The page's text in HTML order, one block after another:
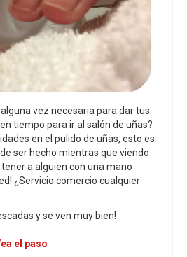
vez necesaria para dar tus
tiempo para ir al salón de uñas?
en el pulido de uñas, esto es
ser hecho mientras que viendo
a alguien con una mano
¿Servicio comercio cualquier
y se ven muy bien!
el paso